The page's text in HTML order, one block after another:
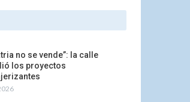
no se vende”: la calle
los proyectos